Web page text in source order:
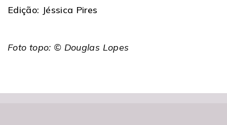
Edição: Jéssica Pires
Foto topo: © Douglas Lopes